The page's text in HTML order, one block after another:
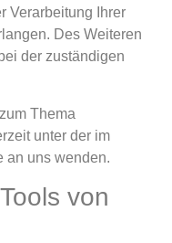
Verarbeitung Ihrer
Des Weiteren
der zuständigen
Thema
unter der im
an uns wenden.
von